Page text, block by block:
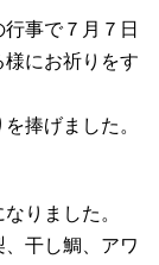
事で７月７日
にお祈りをす
げました。
りました。
干し鯛、アワ